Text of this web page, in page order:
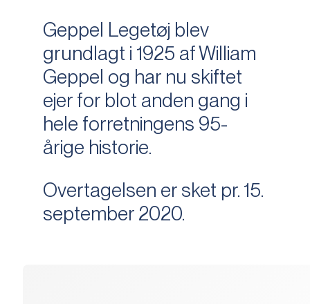
Geppel Legetøj blev
grundlagt i 1925 af William
Geppel og har nu skiftet
ejer for blot anden gang i
hele forretningens 95-
årige historie.
Overtagelsen er sket pr. 15.
september 2020.